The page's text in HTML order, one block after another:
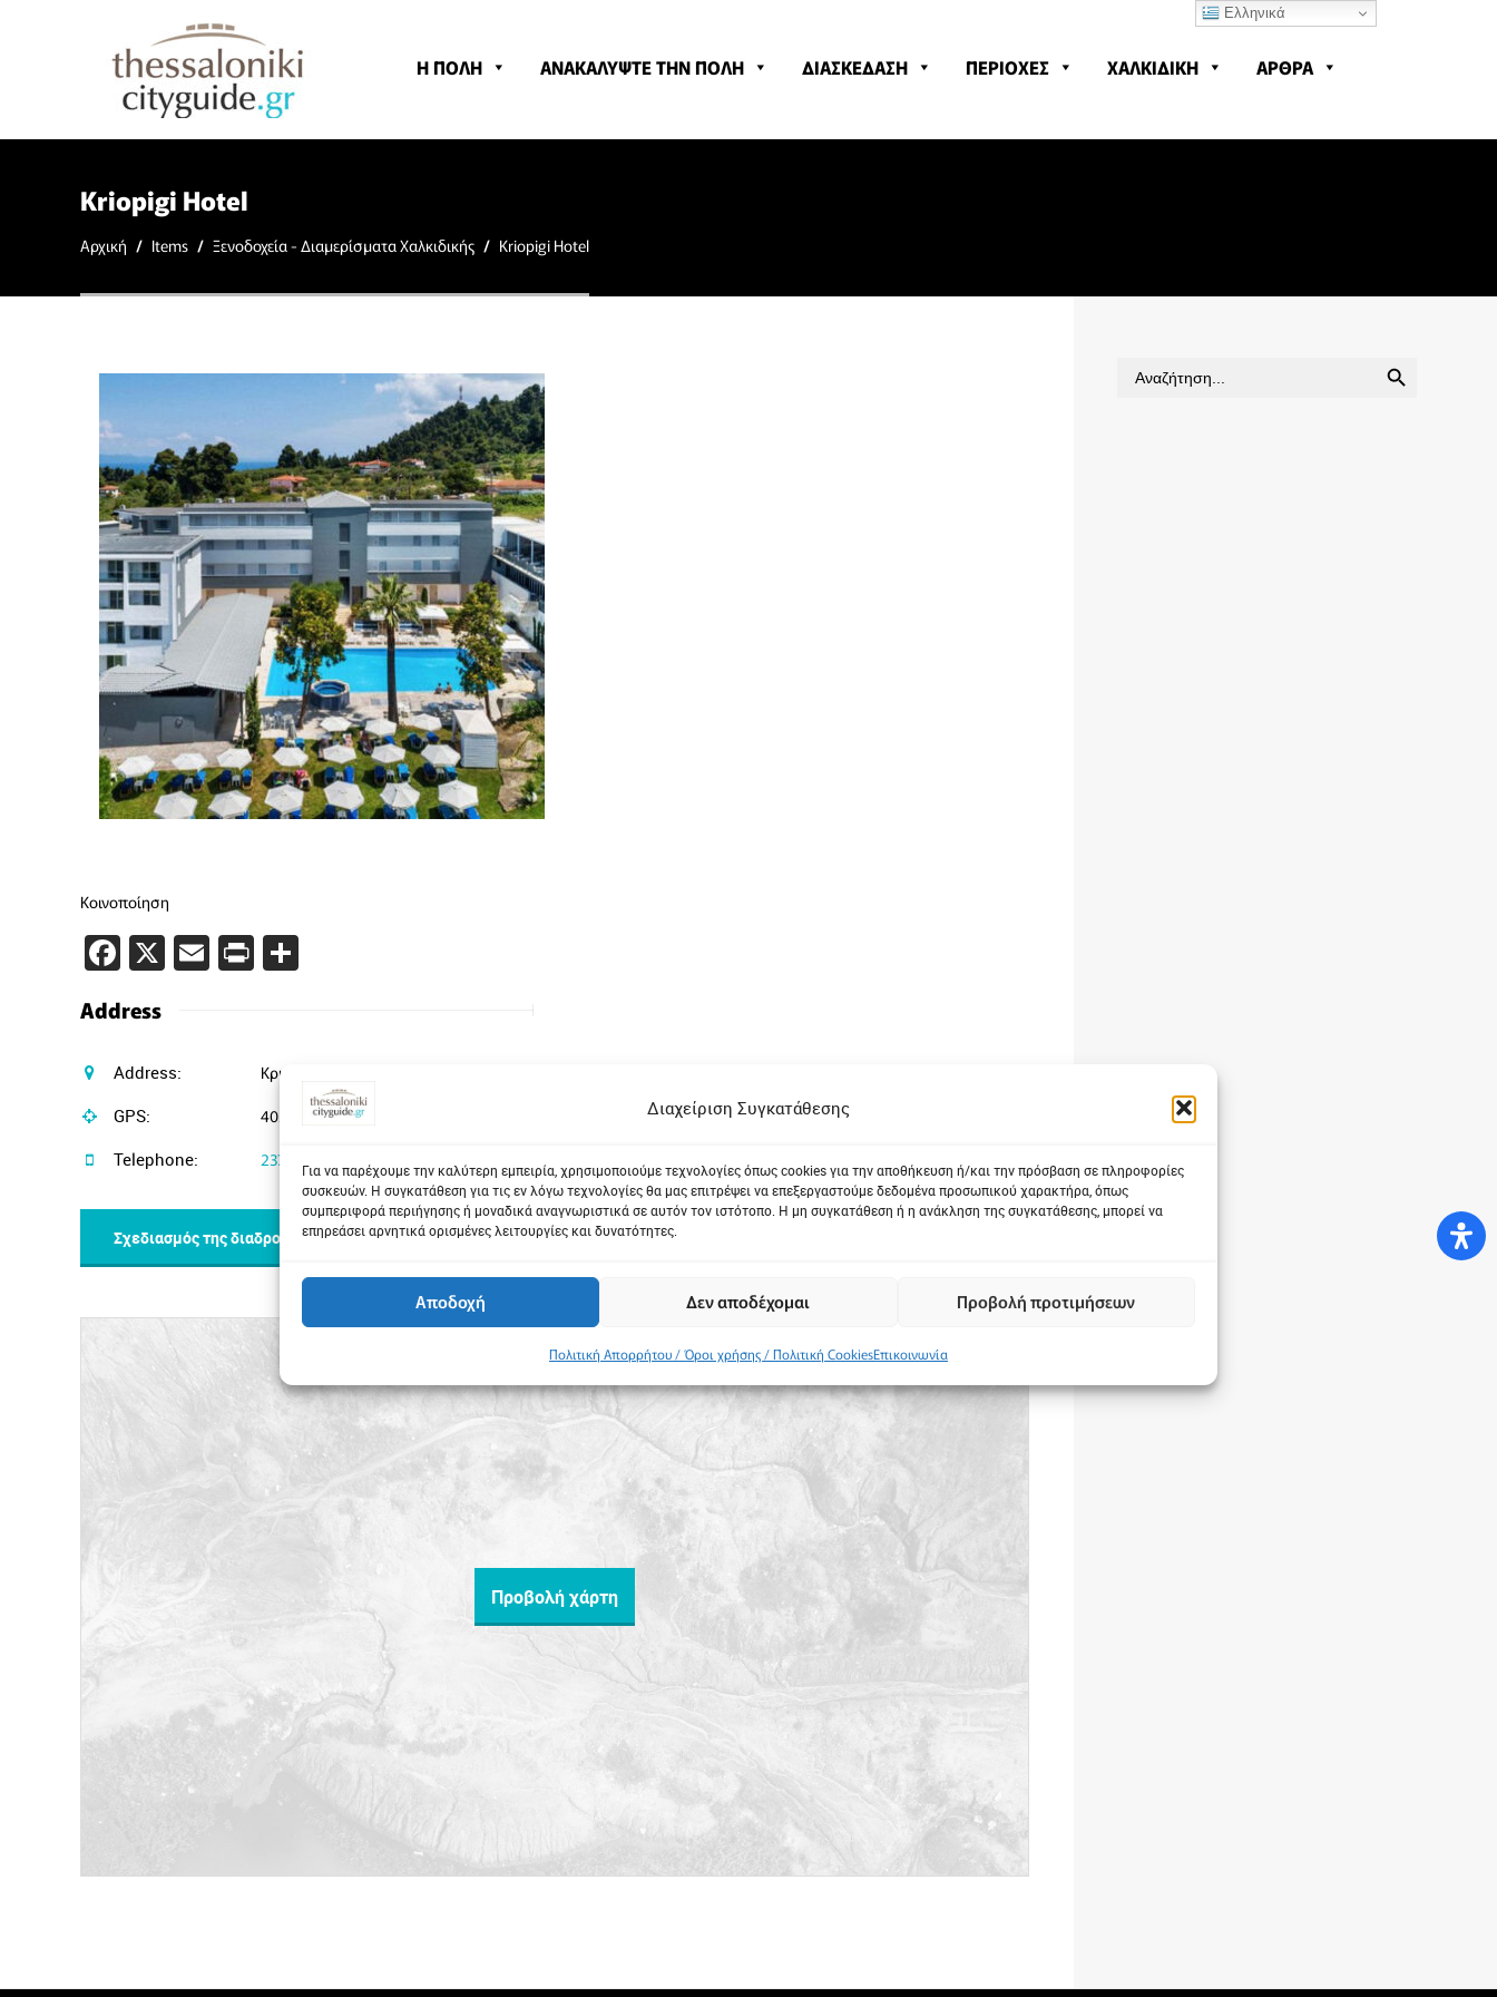
Διαχείριση Συγκατάθεσης
Για να παρέχουμε την καλύτερη εμπειρία, χρησιμοποιούμε τεχνολογίες όπως cookies για την αποθήκευση ή/και την πρόσβαση σε πληροφορίες
συσκευών. Η συγκατάθεση για τις εν λόγω τεχνολογίες θα μας επιτρέψει να επεξεργαστούμε δεδομένα προσωπικού χαρακτήρα, όπως
συμπεριφορά περιήγησης ή μοναδικά αναγνωριστικά σε αυτόν τον ιστότοπο. Η μη συγκατάθεση ή η ανάκληση της συγκατάθεσης, μπορεί να
επηρεάσει αρνητικά ορισμένες λειτουργίες και δυνατότητες.
Αποδοχή Δεν αποδέχομαι Προβολή προτιμήσεων
Πολιτική Απορρήτου / Όροι χρήσης / Πολιτική CookiesΕπικοινωνία
Η ΠΟΛΗ ΑΝΑΚΑΛΥΨΤΕ ΤΗΝ ΠΟΛΗ ΔΙΑΣΚΕΔΑΣΗ ΠΕΡΙΟΧΕΣ ΧΑΛΚΙΔΙΚΗ ΑΡΘΡΑ
Kriopigi Hotel
Αρχική / Items / Ξενοδοχεία - Διαμερίσματα Χαλκιδικής / Kriopigi Hotel
Κοινοποίηση
Facebook
X EmailPrintFriendly
Address
Address:
Κρυοπηγή, Κασσάνδρα
GPS:
40.0334275, 23.4779854
Telephone:
2374052502
Σχεδιασμός της διαδρομής μου
Προβολή χάρτη
for:
Ελληνικά